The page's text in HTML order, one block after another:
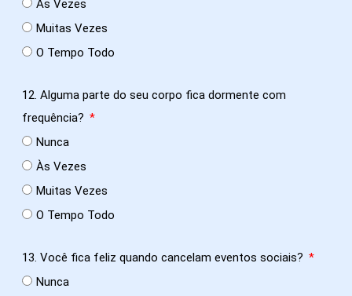
Às Vezes
Muitas Vezes
O Tempo Todo
12. Alguma parte do seu corpo fica dormente com
frequência?
Nunca
Às Vezes
Muitas Vezes
O Tempo Todo
13. Você fica feliz quando cancelam eventos sociais?
Nunca